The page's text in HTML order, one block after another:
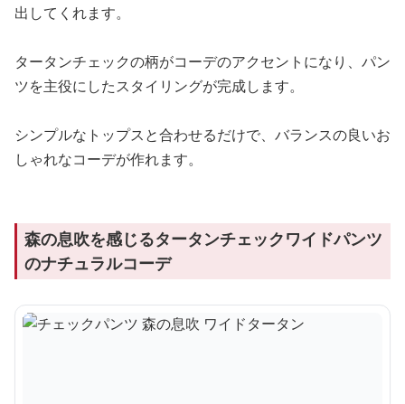
出してくれます。
タータンチェックの柄がコーデのアクセントになり、パン
ツを主役にしたスタイリングが完成します。
シンプルなトップスと合わせるだけで、バランスの良いお
しゃれなコーデが作れます。
森の息吹を感じるタータンチェックワイドパンツ
のナチュラルコーデ